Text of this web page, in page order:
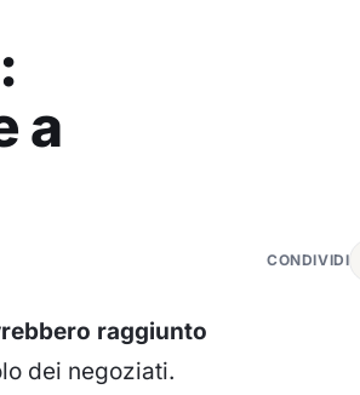
a
CONDIVIDI
raggiunto
dei negoziati.